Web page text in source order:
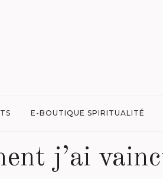
E-BOUTIQUE SPIRITUALITÉ
j’ai